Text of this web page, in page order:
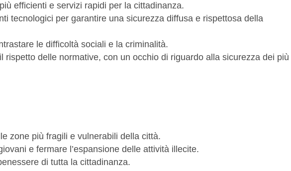
efficienti e servizi rapidi per la cittadinanza.
tecnologici per garantire una sicurezza diffusa e rispettosa della
le difficoltà sociali e la criminalità.
delle normative, con un occhio di riguardo alla sicurezza dei più
zone più fragili e vulnerabili della città.
e fermare l’espansione delle attività illecite.
di tutta la cittadinanza.